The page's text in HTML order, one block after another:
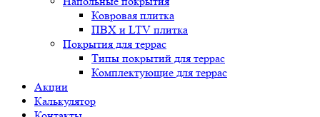
Ковровая плитка
ПВХ и LTV плитка
Покрытия для террас
Типы покрытий для террас
Комплектующие для террас
Акции
Калькулятор